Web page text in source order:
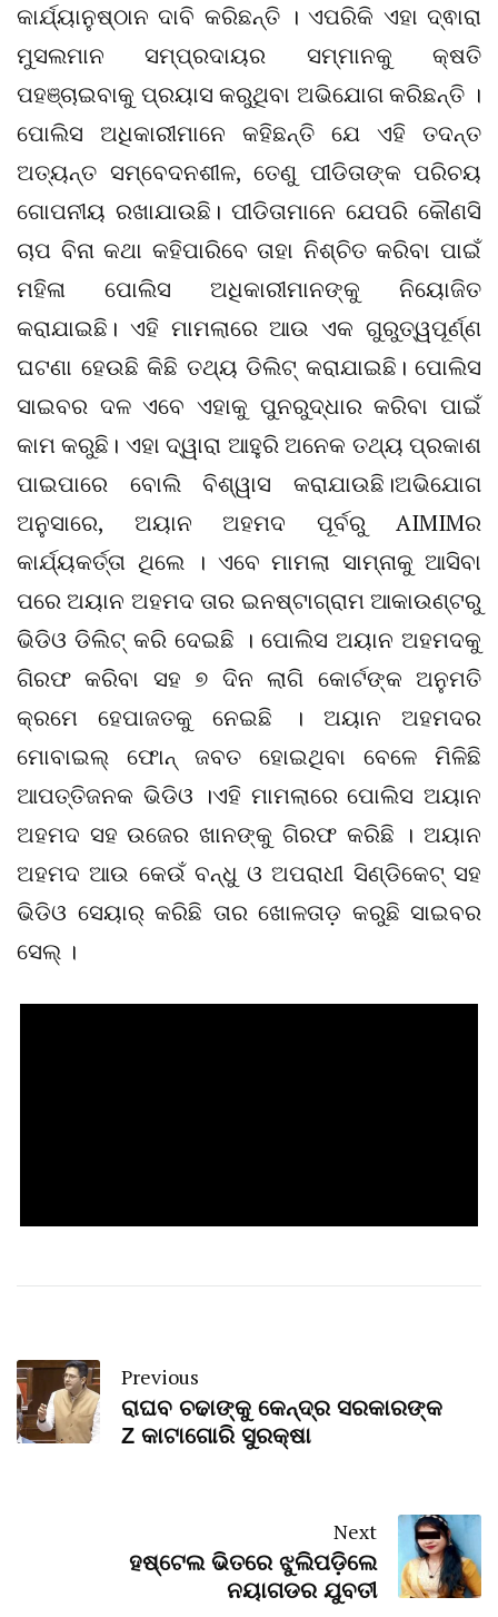
କାର୍ଯ୍ୟାନୁଷ୍ଠାନ ଦାବି କରିଛନ୍ତି । ଏପରିକି ଏହା ଦ୍ଵାରା
ମୁସଲମାନ ସମ୍ପ୍ରଦାୟର ସମ୍ମାନକୁ କ୍ଷତି
ପହଞ୍ଚାଇବାକୁ ପ୍ରୟାସ କରୁଥିବା ଅଭିଯୋଗ କରିଛନ୍ତି ।
ପୋଲିସ ଅଧିକାରୀମାନେ କହିଛନ୍ତି ଯେ ଏହି ତଦନ୍ତ
ଅତ୍ୟନ୍ତ ସମ୍ବେଦନଶୀଳ, ତେଣୁ ପୀଡିତାଙ୍କ ପରିଚୟ
ଗୋପନୀୟ ରଖାଯାଉଛି। ପୀଡିତାମାନେ ଯେପରି କୌଣସି
ଚାପ ବିନା କଥା କହିପାରିବେ ତାହା ନିଶ୍ଚିତ କରିବା ପାଇଁ
ମହିଳା ପୋଲିସ ଅଧିକାରୀମାନଙ୍କୁ ନିୟୋଜିତ
କରାଯାଇଛି। ଏହି ମାମଲାରେ ଆଉ ଏକ ଗୁରୁତ୍ୱପୂର୍ଣ୍ଣ
ଘଟଣା ହେଉଛି କିଛି ତଥ୍ୟ ଡିଲିଟ୍ କରାଯାଇଛି। ପୋଲିସ
ସାଇବର ଦଳ ଏବେ ଏହାକୁ ପୁନରୁଦ୍ଧାର କରିବା ପାଇଁ
କାମ କରୁଛି। ଏହା ଦ୍ୱାରା ଆହୁରି ଅନେକ ତଥ୍ୟ ପ୍ରକାଶ
ପାଇପାରେ ବୋଲି ବିଶ୍ୱାସ କରାଯାଉଛି।ଅଭିଯୋଗ
ଅନୁସାରେ, ଅୟାନ ଅହମଦ ପୂର୍ବରୁ AIMIMର
କାର୍ଯ୍ୟକର୍ତ୍ତା ଥିଲେ । ଏବେ ମାମଲା ସାମ୍ନାକୁ ଆସିବା
ପରେ ଅୟାନ ଅହମଦ ତାର ଇନଷ୍ଟାଗ୍ରାମ ଆକାଉଣ୍ଟରୁ
ଭିଡିଓ ଡିଲିଟ୍ କରି ଦେଇଛି । ପୋଲିସ ଅୟାନ ଅହମଦକୁ
ଗିରଫ କରିବା ସହ ୭ ଦିନ ଲାଗି କୋର୍ଟଙ୍କ ଅନୁମତି
କ୍ରମେ ହେପାଜତକୁ ନେଇଛି । ଅୟାନ ଅହମଦର
ମୋବାଇଲ୍ ଫୋନ୍ ଜବତ ହୋଇଥିବା ବେଳେ ମିଳିଛି
ଆପତ୍ତିଜନକ ଭିଡିଓ ।ଏହି ମାମଲାରେ ପୋଲିସ ଅୟାନ
ଅହମଦ ସହ ଉଜେର ଖାନଙ୍କୁ ଗିରଫ କରିଛି । ଅୟାନ
ଅହମଦ ଆଉ କେଉଁ ବନ୍ଧୁ ଓ ଅପରାଧୀ ସିଣ୍ଡିକେଟ୍ ସହ
ଭିଡିଓ ସେୟାର୍ କରିଛି ତାର ଖୋଳତାଡ଼ କରୁଛି ସାଇବର
ସେଲ୍ ।
Previous
ରାଘବ ଚଢାଙ୍କୁ କେନ୍ଦ୍ର ସରକାରଙ୍କ
Z କାଟାଗୋରି ସୁରକ୍ଷା
Next
ହଷ୍ଟେଲ ଭିତରେ ଝୁଲିପଡ଼ିଲେ
ନୟାଗଡର ଯୁବତୀ